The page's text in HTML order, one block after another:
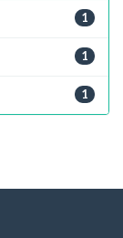
1
1
1